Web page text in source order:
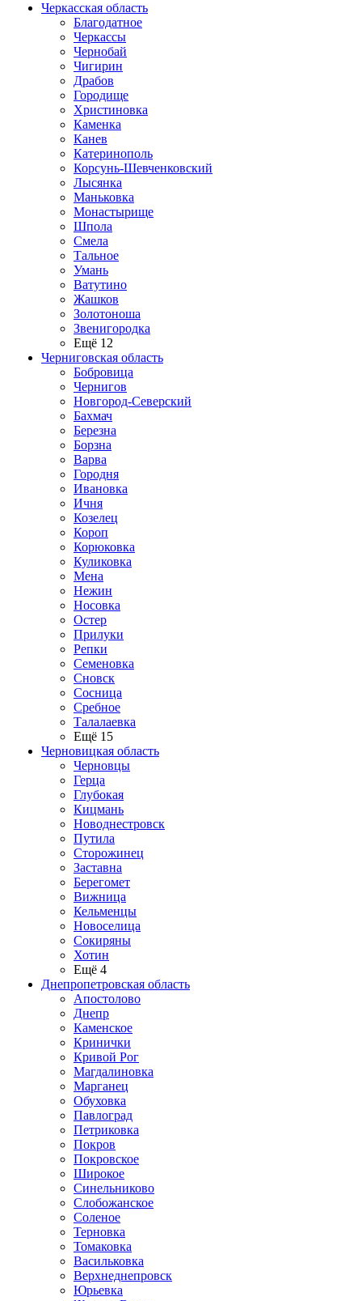
Черкасская область
Благодатное
Черкассы
Чернобай
Чигирин
Драбов
Городище
Христиновка
Каменка
Канев
Катеринополь
Корсунь-Шевченковский
Лысянка
Маньковка
Монастырище
Шпола
Смела
Тальное
Умань
Ватутино
Жашков
Золотоноша
Звенигородка
Ещё 12
Черниговская область
Бобровица
Чернигов
Новгород-Северский
Бахмач
Березна
Борзна
Варва
Городня
Ивановка
Ичня
Козелец
Короп
Корюковка
Куликовка
Мена
Нежин
Носовка
Остер
Прилуки
Репки
Семеновка
Сновск
Сосница
Сребное
Талалаевка
Ещё 15
Черновицкая область
Черновцы
Герца
Глубокая
Кицмань
Новоднестровск
Путила
Сторожинец
Заставна
Берегомет
Вижница
Кельменцы
Новоселица
Сокиряны
Хотин
Ещё 4
Днепропетровская область
Апостолово
Днепр
Каменское
Кринички
Кривой Рог
Магдалиновка
Марганец
Обуховка
Павлоград
Петриковка
Покров
Покровское
Широкое
Синельниково
Слобожанское
Соленое
Терновка
Томаковка
Васильковка
Верхнеднепровск
Юрьевка